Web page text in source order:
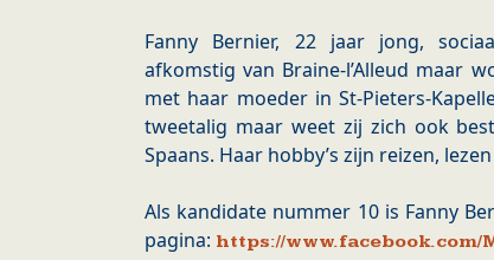
Fanny Bernier, 22 jaar jong,
afkomstig van Braine-l’Alleud maar
met haar moeder in St-Pieters-
tweetalig maar weet zij zich ook
Spaans. Haar hobby’s zijn reizen,
Als kandidate nummer 10 is Fanny
pagina: https://